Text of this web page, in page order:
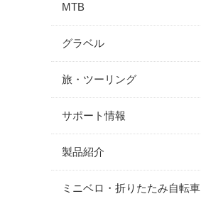
MTB
グラベル
旅・ツーリング
サポート情報
製品紹介
ミニベロ・折りたたみ自転車